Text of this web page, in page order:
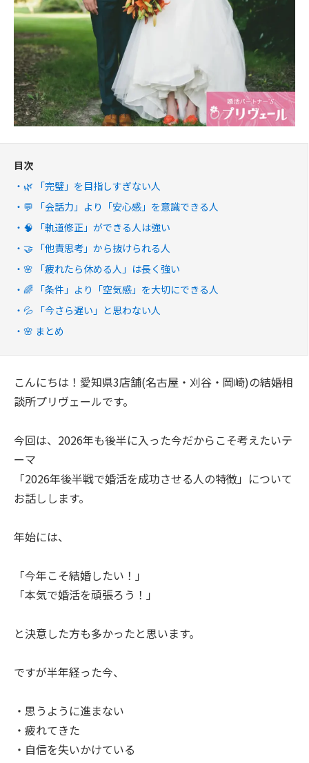
目次
🌿 「完璧」を目指しすぎない人
💬 「会話力」より「安心感」を意識できる人
🧠 「軌道修正」ができる人は強い
🤝 「他責思考」から抜けられる人
🌸 「疲れたら休める人」は長く強い
🌈 「条件」より「空気感」を大切にできる人
💦 「今さら遅い」と思わない人
🌸 まとめ
こんにちは！愛知県3店舗(名古屋・刈谷・岡崎)の結婚相
談所プリヴェールです。
今回は、2026年も後半に入った今だからこそ考えたいテ
ーマ
「2026年後半戦で婚活を成功させる人の特徴」について
お話しします。
年始には、
「今年こそ結婚したい！」
「本気で婚活を頑張ろう！」
と決意した方も多かったと思います。
ですが半年経った今、
・思うように進まない
・疲れてきた
・自信を失いかけている